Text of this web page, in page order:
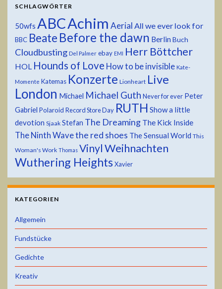
SCHLAGWÖRTER
50wfs ABCAchim Aerial All we ever look for
BBC Beate Before the dawn Berlin Buch
Cloudbusting Del Palmer ebay EMI Herr Böttcher
HOL Hounds of Love How to be invisible Kate-
Momente Katemas Konzerte Lionheart Live
London Michael Michael Guth Never for ever Peter
Gabriel Polaroid Record Store Day RUTH Show a little
devotion Sjaak Stefan The Dreaming The Kick Inside
The Ninth Wavethe red shoes The Sensual World This
Woman's Work Thomas VinylWeihnachten
Wuthering Heights Xavier
KATEGORIEN
Allgemein
Fundstücke
Gedichte
Kreativ